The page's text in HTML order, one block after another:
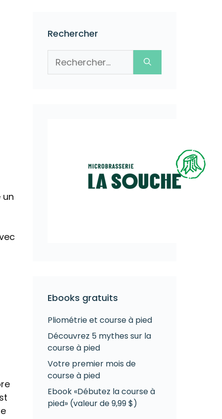
un
Rechercher
Ebooks gratuits
Pliométrie et course à pied
Découvrez 5 mythes sur la
course à pied
Votre premier mois de
course à pied
Ebook «Débutez la course à
pied» (valeur de 9,99 $)